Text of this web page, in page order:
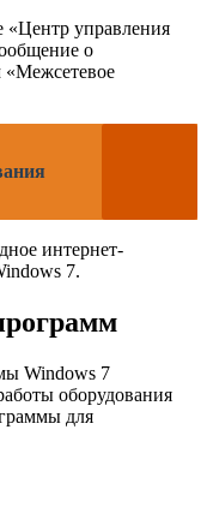
«Центр управления
о
«Межсетевое
интернет-
7.
Windows 7
оборудования
для